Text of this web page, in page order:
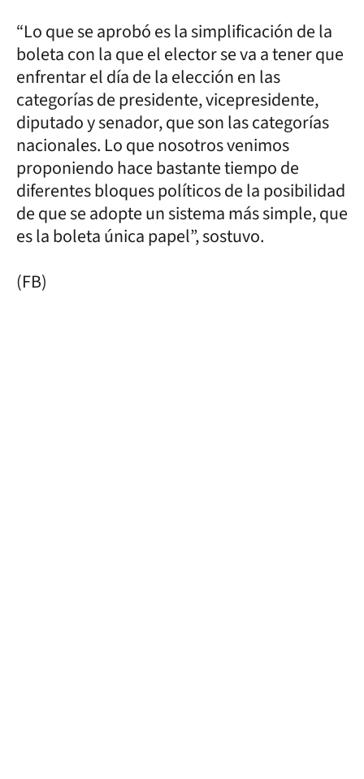
“Lo que se aprobó es la simplificación de la
boleta con la que el elector se va a tener que
enfrentar el día de la elección en las
categorías de presidente, vicepresidente,
diputado y senador, que son las categorías
nacionales. Lo que nosotros venimos
proponiendo hace bastante tiempo de
diferentes bloques políticos de la posibilidad
de que se adopte un sistema más simple, que
es la boleta única papel”, sostuvo.
(FB)